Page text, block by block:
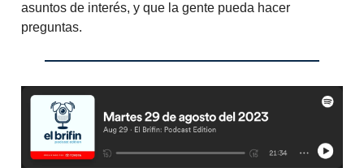
asuntos de interés, y que la gente pueda hacer
preguntas.